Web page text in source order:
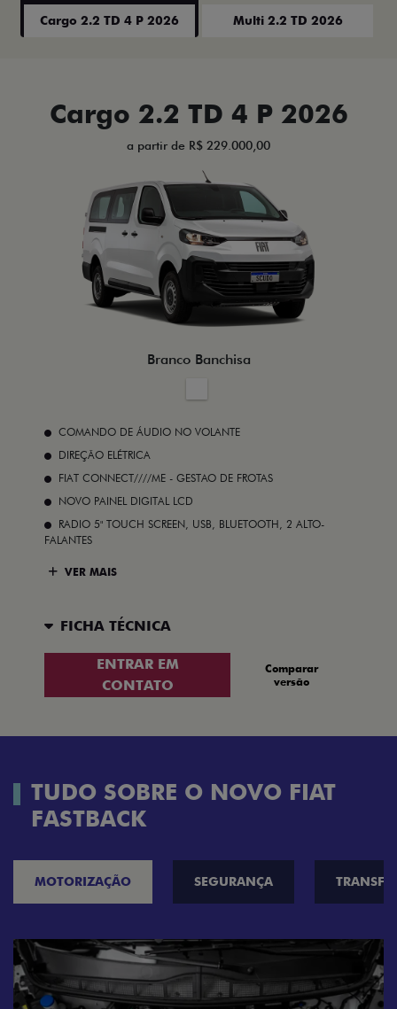
Cargo 2.2 TD 4 P 2026 Multi 2.2 TD 2026
Cargo 2.2 TD 4 P 2026
a partir de R$ 229.000,00
Branco Banchisa
COMANDO DE ÁUDIO NO VOLANTE
DIREÇÃO ELÉTRICA
FIAT CONNECT////ME - GESTAO DE FROTAS
NOVO PAINEL DIGITAL LCD
RADIO 5" TOUCH SCREEN, USB, BLUETOOTH, 2 ALTO-
FALANTES
VER MAIS
FICHA TÉCNICA
ENTRAR EM
CONTATO
Comparar
versão
TUDO SOBRE O NOVO FIAT
FASTBACK
MOTORIZAÇÃO SEGURANÇA